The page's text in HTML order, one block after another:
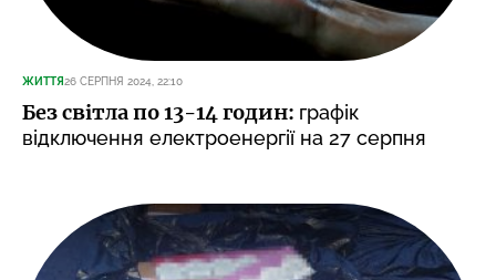
ЖИТТЯ26 СЕРПНЯ 2024, 22:10
Без світла по 13-14 годин: графік
відключення електроенергії на 27 серпня